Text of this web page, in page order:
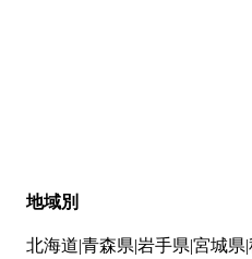
地域別
北海道 青森県 岩手県 宮城県